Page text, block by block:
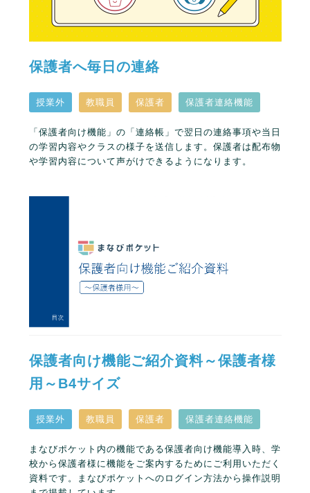
保護者へ毎日の連絡
授業外 教職員 保護者 保護者連絡機能
「保護者向け機能」の「連絡帳」で翌日の連絡事項や当日
の学習内容やクラスの様子を送信します。保護者は配布物
や学習内容について声がけできるようになります。
保護者向け機能ご紹介資料～保護者様
用～B4サイズ
授業外 教職員 保護者 保護者連絡機能
まなびポケット内の機能である保護者向け機能導入時、学
校から保護者様に機能をご案内するためにご利用いただく
資料です。まなびポケットへのログイン方法から操作説明